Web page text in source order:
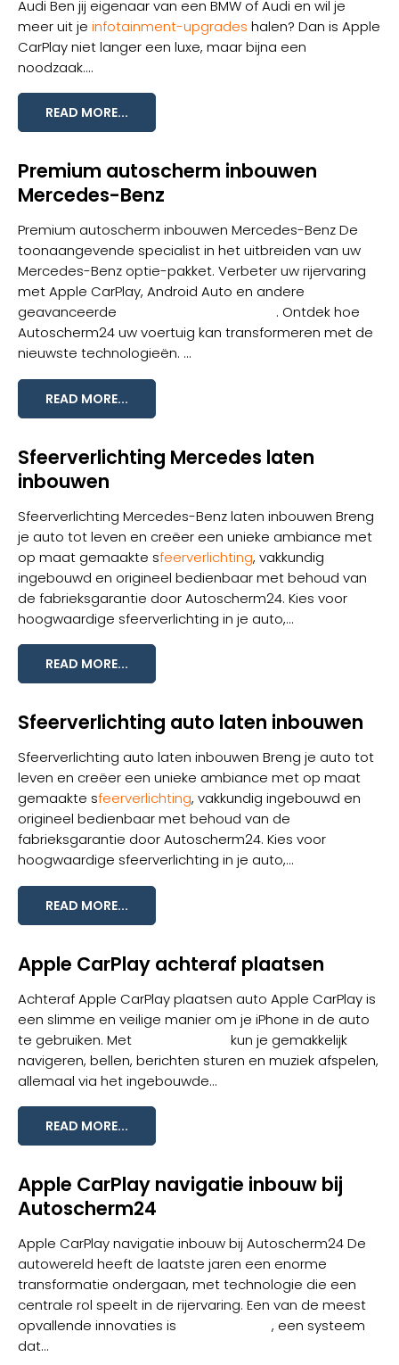
Audi Ben jij eigenaar van een BMW of Audi en wil je
meer uit je infotainment-upgrades halen? Dan is Apple
CarPlay niet langer een luxe, maar bijna een
noodzaak....
READ MORE...
Premium autoscherm inbouwen
Mercedes-Benz
Premium autoscherm inbouwen Mercedes-Benz De
toonaangevende specialist in het uitbreiden van uw
Mercedes-Benz optie-pakket. Verbeter uw rijervaring
met Apple CarPlay, Android Auto en andere
geavanceerde
. Ontdek hoe
Autoscherm24 uw voertuig kan transformeren met de
nieuwste technologieën. ...
READ MORE...
Sfeerverlichting Mercedes laten
inbouwen
Sfeerverlichting Mercedes-Benz laten inbouwen Breng
je auto tot leven en creëer een unieke ambiance met
op maat gemaakte sfeerverlichting, vakkundig
ingebouwd en origineel bedienbaar met behoud van
de fabrieksgarantie door Autoscherm24. Kies voor
hoogwaardige sfeerverlichting in je auto,...
READ MORE...
Sfeerverlichting auto laten inbouwen
Sfeerverlichting auto laten inbouwen Breng je auto tot
leven en creëer een unieke ambiance met op maat
gemaakte sfeerverlichting, vakkundig ingebouwd en
origineel bedienbaar met behoud van de
fabrieksgarantie door Autoscherm24. Kies voor
hoogwaardige sfeerverlichting in je auto,...
READ MORE...
Apple CarPlay achteraf plaatsen
Achteraf Apple CarPlay plaatsen auto Apple CarPlay is
een slimme en veilige manier om je iPhone in de auto
te gebruiken. Met
kun je gemakkelijk
navigeren, bellen, berichten sturen en muziek afspelen,
allemaal via het ingebouwde...
READ MORE...
Apple CarPlay navigatie inbouw bij
Autoscherm24
Apple CarPlay navigatie inbouw bij Autoscherm24 De
autowereld heeft de laatste jaren een enorme
transformatie ondergaan, met technologie die een
centrale rol speelt in de rijervaring. Een van de meest
opvallende innovaties is
, een systeem
dat...